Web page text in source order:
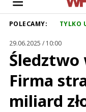
POLECAMY: TYLKO
29.06.2025 / 10:00
Śledztwo
Firma
miliard